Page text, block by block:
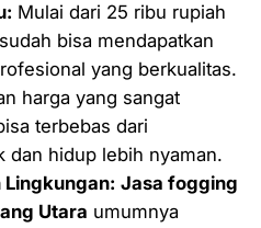
Mulai dari 25 ribu rupiah
bisa mendapatkan
yang berkualitas.
harga yang sangat
terbebas dari
dan hidup lebih nyaman.
Lingkungan: Jasa fogging
Utara umumnya